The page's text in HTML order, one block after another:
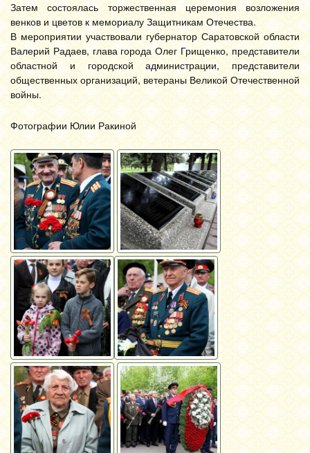
Затем состоялась торжественная церемония возложения
венков и цветов к мемориалу Защитникам Отечества.
В мероприятии участвовали губернатор Саратовской области
Валерий Радаев, глава города Олег Грищенко, представители
областной и городской администрации, представители
общественных организаций, ветераны Великой Отечественной
войны.
Фотографии Юлии Ракиной